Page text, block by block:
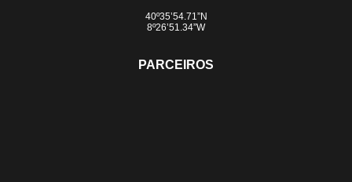
40º35’54.71”N
8º26’51.34”W
PARCEIROS